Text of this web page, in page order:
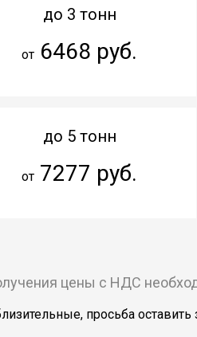
до 3 тонн
от 6468 руб.
до 5 тонн
от 7277 руб.
цены с НДС
просьба оставить